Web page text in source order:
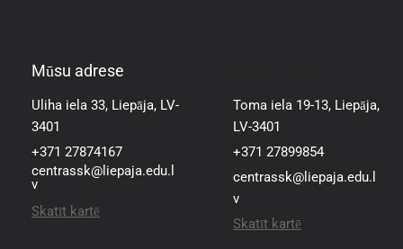
Mūsu adrese
Uliha iela 33, Liepāja, LV-
3401
+371 27874167
centrassk@liepaja.edu.l
v
Skatīt kartē
Toma iela 19-13, Liepāja,
LV-3401
+371 27899854
centrassk@liepaja.edu.l
v
Skatīt kartē